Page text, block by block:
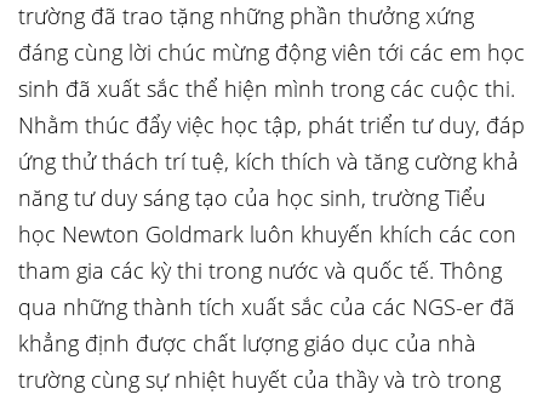
trường đã trao tặng những phần thưởng xứng
đáng cùng lời chúc mừng động viên tới các em học
sinh đã xuất sắc thể hiện mình trong các cuộc thi.
Nhằm thúc đẩy việc học tập, phát triển tư duy, đáp
ứng thử thách trí tuệ, kích thích và tăng cường khả
năng tư duy sáng tạo của học sinh, trường Tiểu
học Newton Goldmark luôn khuyến khích các con
tham gia các kỳ thi trong nước và quốc tế. Thông
qua những thành tích xuất sắc của các NGS-er đã
khẳng định được chất lượng giáo dục của nhà
trường cùng sự nhiệt huyết của thầy và trò trong